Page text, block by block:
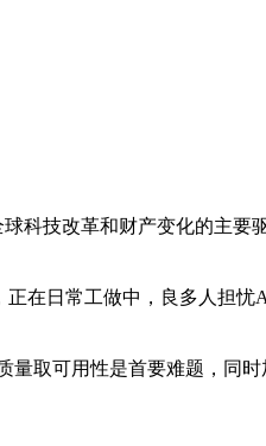
科技改革和财产变化的主要
在日常工做中，良多人担
取可用性是首要难题，同